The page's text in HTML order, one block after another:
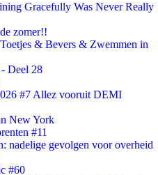
Gracefully Was Never Really
zomer!!
& Bevers & Zwemmen in
Deel 28
#7 Allez vooruit DEMI
New York
#11
nadelige gevolgen voor overheid
#60